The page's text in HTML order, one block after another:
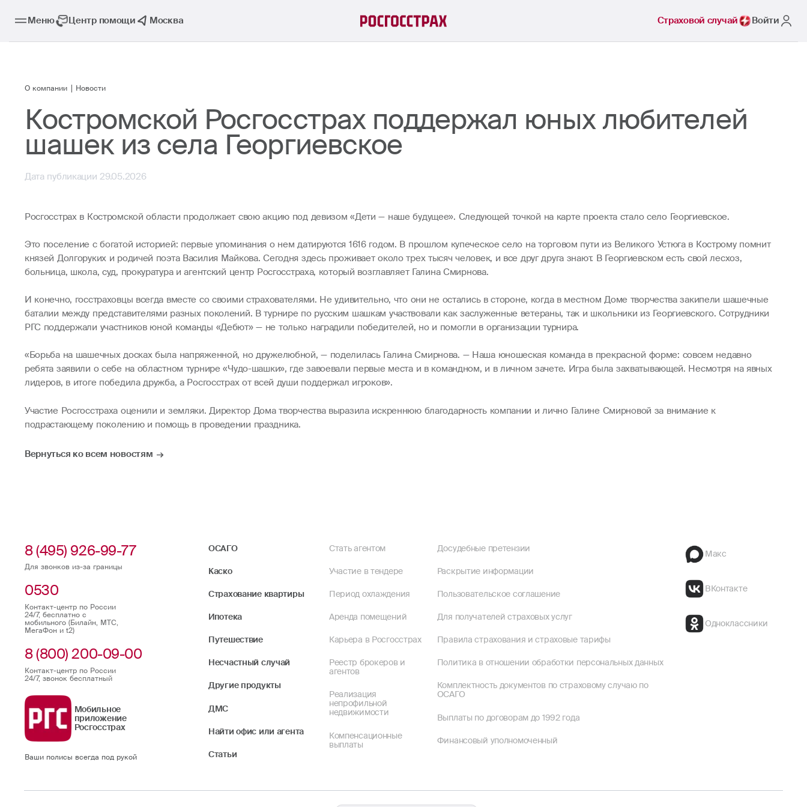
Меню Центр помощи Москва Страховой случай Войти
О компании Новости
Костромской Росгосстрах поддержал юных любителей
шашек из села Георгиевское
Дата публикации 29.05.2026
Росгосстрах в Костромской области продолжает свою акцию под девизом «Дети — наше будущее». Следующей точкой на карте проекта стало село Георгиевское.
Это поселение с богатой историей: первые упоминания о нем датируются 1616 годом. В прошлом купеческое село на торговом пути из Великого Устюга в Кострому помнит
князей Долгоруких и родичей поэта Василия Майкова. Сегодня здесь проживает около трех тысяч человек, и все друг друга знают. В Георгиевском есть свой лесхоз,
больница, школа, суд, прокуратура и агентский центр Росгосстраха, который возглавляет Галина Смирнова.
И конечно, госстраховцы всегда вместе со своими страхователями. Не удивительно, что они не остались в стороне, когда в местном Доме творчества закипели шашечные
баталии между представителями разных поколений. В турнире по русским шашкам участвовали как заслуженные ветераны, так и школьники из Георгиевского. Сотрудники
РГС поддержали участников юной команды «Дебют» — не только наградили победителей, но и помогли в организации турнира.
«Борьба на шашечных досках была напряженной, но дружелюбной, — поделилась Галина Смирнова. — Наша юношеская команда в прекрасной форме: совсем недавно
ребята заявили о себе на областном турнире «Чудо-шашки», где завоевали первые места и в командном, и в личном зачете. Игра была захватывающей. Несмотря на явных
лидеров, в итоге победила дружба, а Росгосстрах от всей души поддержал игроков».
Участие Росгосстраха оценили и земляки. Директор Дома творчества выразила искреннюю благодарность компании и лично Галине Смирновой за внимание к
подрастающему поколению и помощь в проведении праздника.
Вернуться ко всем новостям
8 (495) 926-99-77
Для звонков из-за границы
0530
Контакт-центр по России
24/7, бесплатно с
мобильного (Билайн, МТС,
МегаФон и t2)
8 (800) 200-09-00
Контакт-центр по России
24/7, звонок бесплатный
Мобильное
приложение
Росгосстрах
Ваши полисы всегда под рукой
ОСАГО
Каско
Страхование квартиры
Ипотека
Путешествие
Несчастный случай
Другие продукты
ДМС
Найти офис или агента
Статьи
Стать агентом
Участие в тендере
Период охлаждения
Аренда помещений
Карьера в Росгосстрах
Реестр брокеров и
агентов
Реализация
непрофильной
недвижимости
Компенсационные
выплаты
Досудебные претензии
Раскрытие информации
Пользовательское соглашение
Для получателей страховых услуг
Правила страхования и страховые тарифы
Политика в отношении обработки персональных данных
Комплектность документов по страховому случаю по
ОСАГО
Выплаты по договорам до 1992 года
Финансовый уполномоченный
Макс
ВКонтакте
Одноклассники